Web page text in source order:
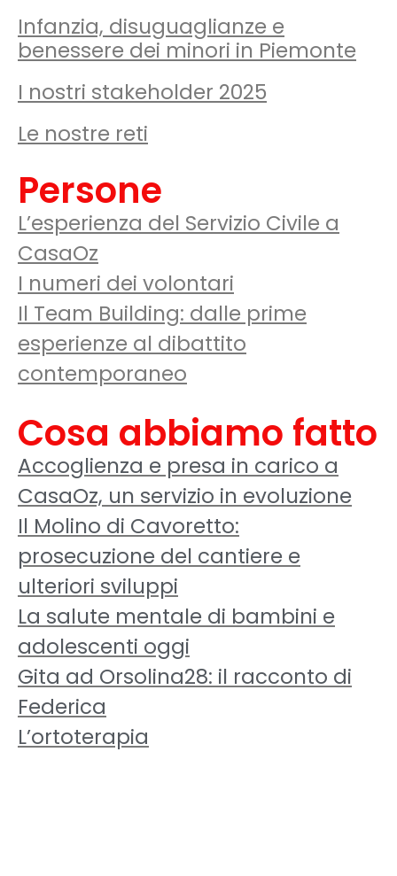
Infanzia, disuguaglianze e
benessere dei minori in Piemonte
I nostri stakeholder 2025
Le nostre reti
Persone
L’esperienza del Servizio Civile a
CasaOz
I numeri dei volontari
Il Team Building: dalle prime
esperienze al dibattito
contemporaneo
Cosa abbiamo fatto
Accoglienza e presa in carico a
CasaOz, un servizio in evoluzione
Il Molino di Cavoretto:
prosecuzione del cantiere e
ulteriori sviluppi
La salute mentale di bambini e
adolescenti oggi
Gita ad Orsolina28: il racconto di
Federica
L’ortoterapia